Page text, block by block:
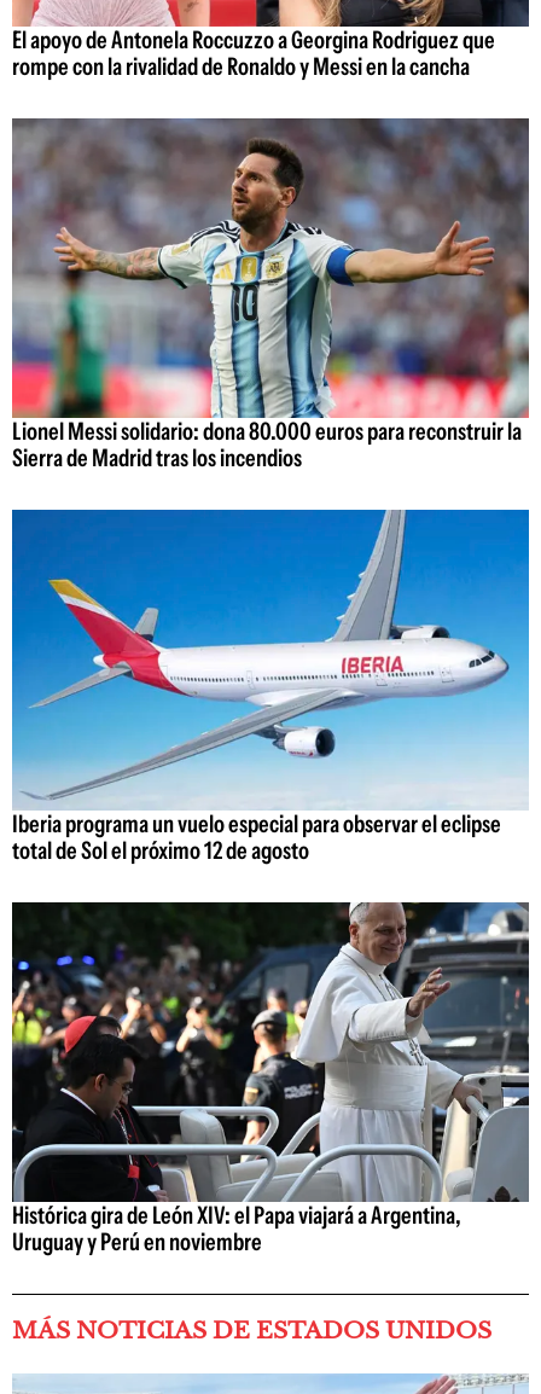
El apoyo de Antonela Roccuzzo a Georgina Rodriguez que
rompe con la rivalidad de Ronaldo y Messi en la cancha
Lionel Messi solidario: dona 80.000 euros para reconstruir la
Sierra de Madrid tras los incendios
Iberia programa un vuelo especial para observar el eclipse
total de Sol el próximo 12 de agosto
Histórica gira de León XIV: el Papa viajará a Argentina,
Uruguay y Perú en noviembre
MÁS NOTICIAS DE ESTADOS UNIDOS